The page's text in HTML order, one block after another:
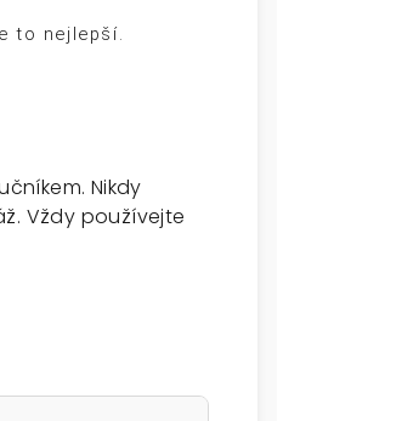
to nejlepší.
Nikdy
Vždy používejte